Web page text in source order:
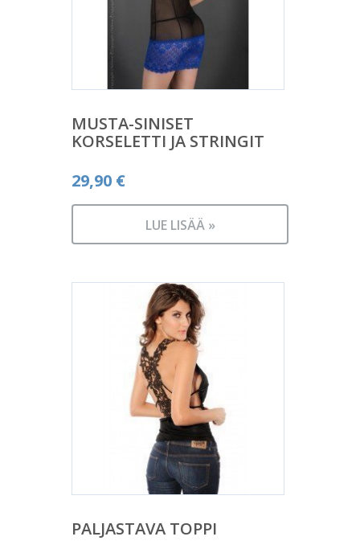
MUSTA-SINISET
KORSELETTI JA STRINGIT
29,90 €
LUE LISÄÄ »
PALJASTAVA TOPPI